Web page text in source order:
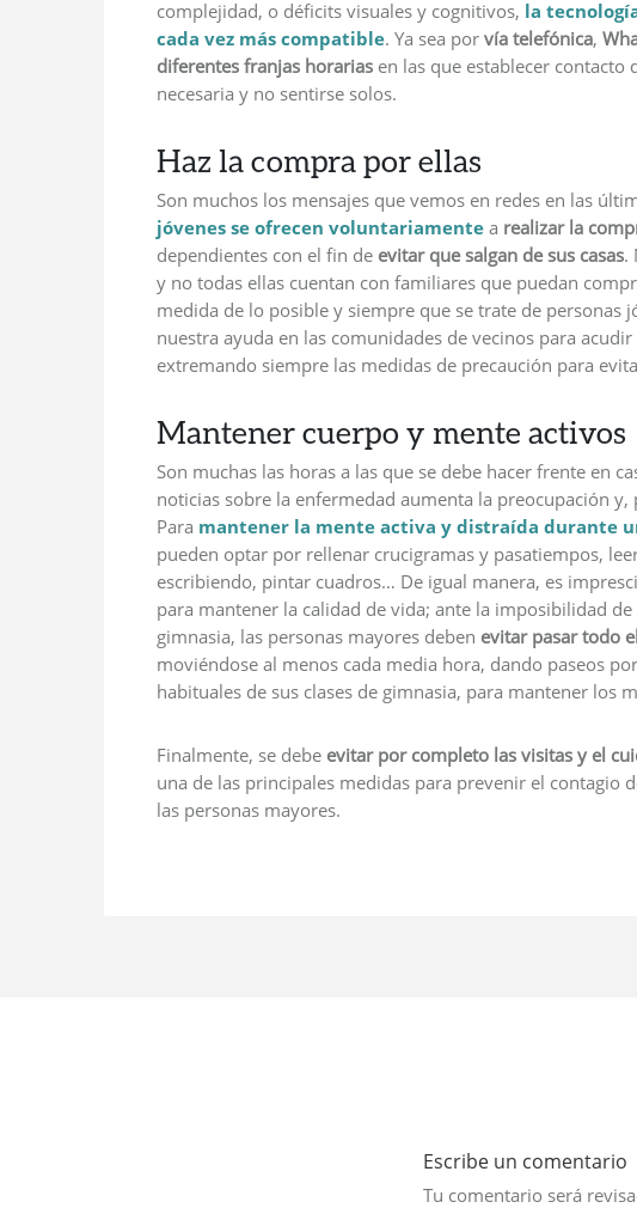
complejidad, o déficits visuales y cognitivos, la
cada vez más compatible. Ya sea por vía telefónica,
diferentes franjas horarias en las que establecer
necesaria y no sentirse solos.
Haz la compra por ellas
Son muchos los mensajes que vemos en redes en las
jóvenes se ofrecen voluntariamente a realizar la
dependientes con el fin de evitar que salgan de sus casas.
y no todas ellas cuentan con familiares que puedan
medida de lo posible y siempre que se trate de personas
nuestra ayuda en las comunidades de vecinos para acudir
extremando siempre las medidas de precaución para
Mantener cuerpo y mente activos
Son muchas las horas a las que se debe hacer frente en
noticias sobre la enfermedad aumenta la preocupación
Para mantener la mente activa y distraída durante
pueden optar por rellenar crucigramas y pasatiempos,
escribiendo, pintar cuadros… De igual manera, es
para mantener la calidad de vida; ante la imposibilidad
gimnasia, las personas mayores deben evitar pasar todo
moviéndose al menos cada media hora, dando paseos
habituales de sus clases de gimnasia, para mantener los
Finalmente, se debe evitar por completo las visitas y el
una de las principales medidas para prevenir el contagio
las personas mayores.
Escribe un comentario
Tu comentario será